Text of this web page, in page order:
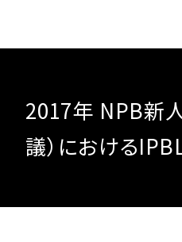
2017年 NPB新
議）における